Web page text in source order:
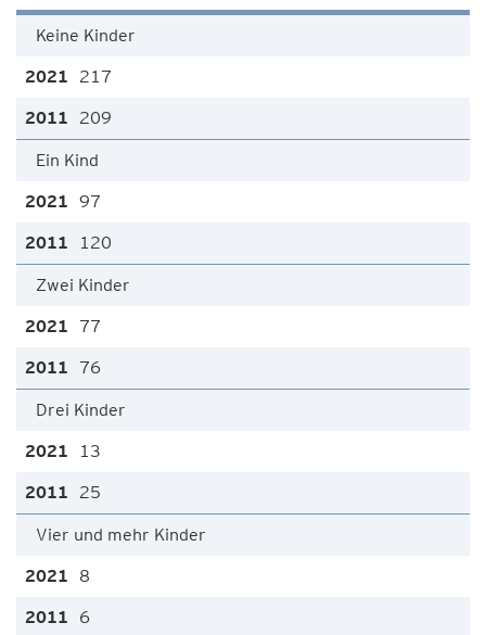
Keine Kinder
217
209
Ein Kind
97
120
Zwei Kinder
77
76
Drei Kinder
13
25
Vier und mehr Kinder
8
6